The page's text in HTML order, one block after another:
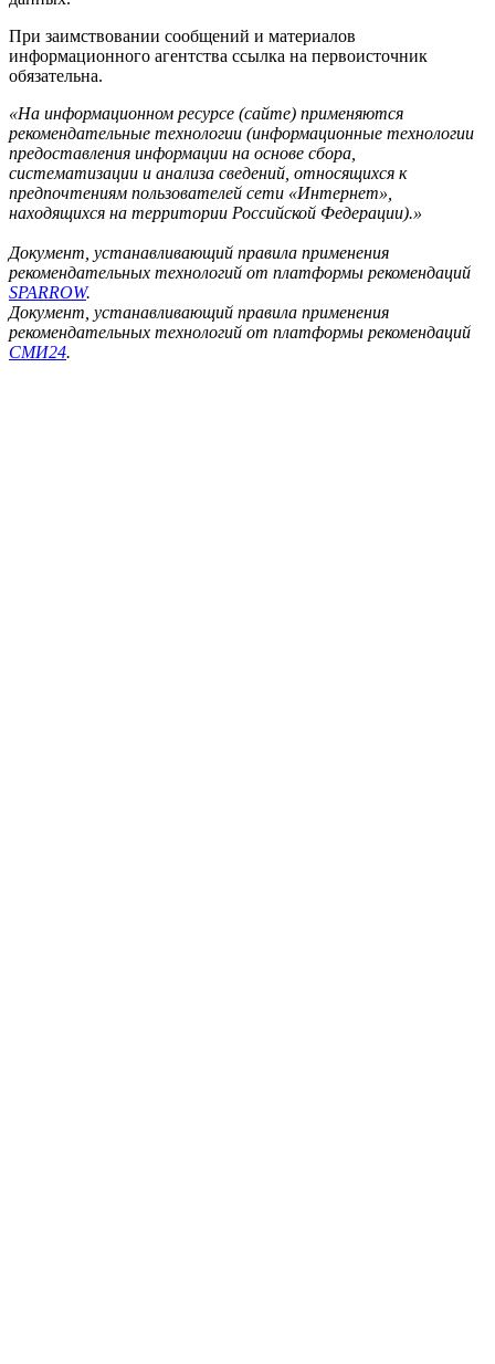
При заимствовании сообщений и материалов
информационного агентства ссылка на первоисточник
обязательна.
«На информационном ресурсе (сайте) применяются
рекомендательные технологии (информационные технологии
предоставления информации на основе сбора,
систематизации и анализа сведений, относящихся к
предпочтениям пользователей сети «Интернет»,
находящихся на территории Российской Федерации).»
Документ, устанавливающий правила применения
рекомендательных технологий от платформы рекомендаций
SPARROW.
Документ, устанавливающий правила применения
рекомендательных технологий от платформы рекомендаций
СМИ24.